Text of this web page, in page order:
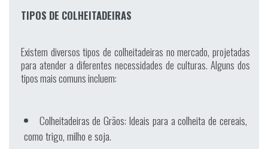
TIPOS DE COLHEITADEIRAS
Existem diversos tipos de colheitadeiras no mercado, projetadas
para atender a diferentes necessidades de culturas. Alguns dos
tipos mais comuns incluem:
Colheitadeiras de Grãos: Ideais para a colheita de cereais,
como trigo, milho e soja.